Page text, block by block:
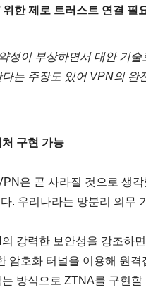
위한 제로 트러스트 연결 필
성이 부상하면서 대안 기
는 주장도 있어 VPN의
구현 가능
은 곧 사라질 것으로 생
. 우리나라는 망분리 의무
강력한 보안성을 강조하
암호화 터널을 이용해 원
방식으로 ZTNA를 구현할